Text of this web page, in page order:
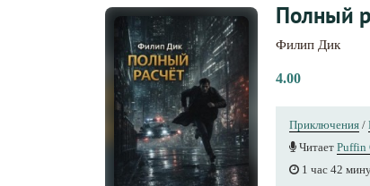
Полный
Филип Дик
4.00
Приключения /
Читает Puffin
1 час 42